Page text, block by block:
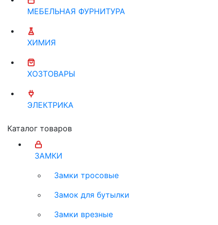
МЕБЕЛЬНАЯ ФУРНИТУРА
ХИМИЯ
ХОЗТОВАРЫ
ЭЛЕКТРИКА
Каталог товаров
ЗАМКИ
Замки тросовые
Замок для бутылки
Замки врезные